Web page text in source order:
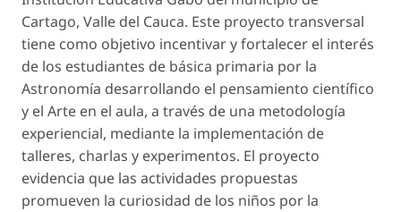
Cartago, Valle del Cauca. Este proyecto transversal
tiene como objetivo incentivar y fortalecer el interés
de los estudiantes de básica primaria por la
Astronomía desarrollando el pensamiento científico
y el Arte en el aula, a través de una metodología
experiencial, mediante la implementación de
talleres, charlas y experimentos. El proyecto
evidencia que las actividades propuestas
promueven la curiosidad de los niños por la